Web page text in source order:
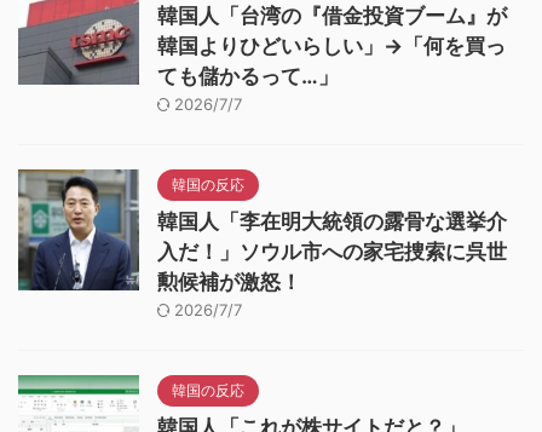
韓国人「台湾の『借金投資ブーム』が
韓国よりひどいらしい」→「何を買っ
ても儲かるって…」
2026/7/7
韓国の反応
韓国人「李在明大統領の露骨な選挙介
入だ！」ソウル市への家宅捜索に呉世
勲候補が激怒！
2026/7/7
韓国の反応